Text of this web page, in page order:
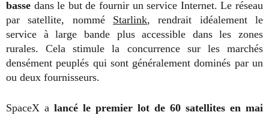
basse dans le but de fournir un service Internet. Le réseau
par satellite, nommé Starlink, rendrait idéalement le
service à large bande plus accessible dans les zones
rurales. Cela stimule la concurrence sur les marchés
densément peuplés qui sont généralement dominés par un
ou deux fournisseurs.
SpaceX a lancé le premier lot de 60 satellites en mai